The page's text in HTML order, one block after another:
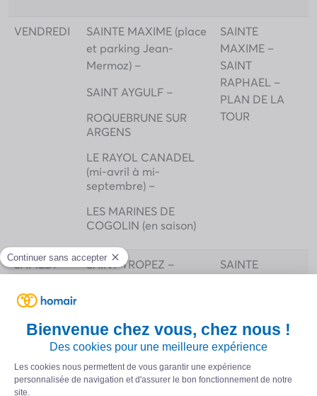
VENDREDI
SAINTE MAXIME (place
et parking Jean-
Mermoz) –
SAINT AYGULF –
ROQUEBRUNE SUR
ARGENS
LE RAYOL CANADEL
(mi-avril à mi-
septembre) –
LES MARINES DE
COGOLIN (en saison)
SAINTE
MAXIME –
SAINT
RAPHAEL –
PLAN DE LA
TOUR
SAMEDI
SAINT-TROPEZ –
SAINT RAPHAEL
FREJUS
SAINTE